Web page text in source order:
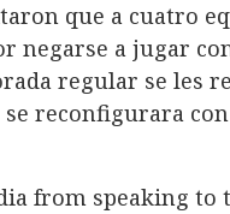
que a cuatro
negarse a jugar
regular se les
reconfigurara
from speaking